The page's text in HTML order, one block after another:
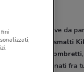
sempre positive da
acquistare gli smalti
ombretti
i più gettonati fra
fini